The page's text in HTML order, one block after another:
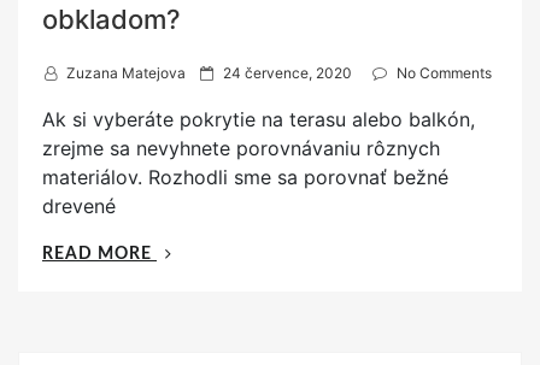
obkladom?
Zuzana Matejova
P
s
t
e
24 července, 2020 No Comments
Ak si vyberáte pokrytie na terasu alebo balkón,
zrejme sa nevyhnete porovnávaniu rôznych
materiálov. Rozhodli sme sa porovnať bežné
drevené
READ MORE